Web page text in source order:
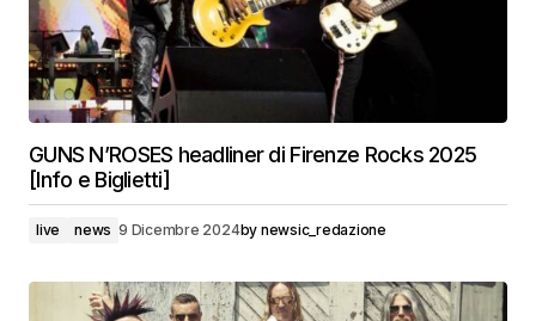
GUNS N’ROSES headliner di Firenze Rocks 2025
[Info e Biglietti]
live news 9 Dicembre 2024by newsic_redazione